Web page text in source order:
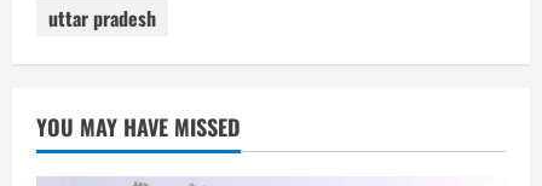
uttar pradesh
YOU MAY HAVE MISSED